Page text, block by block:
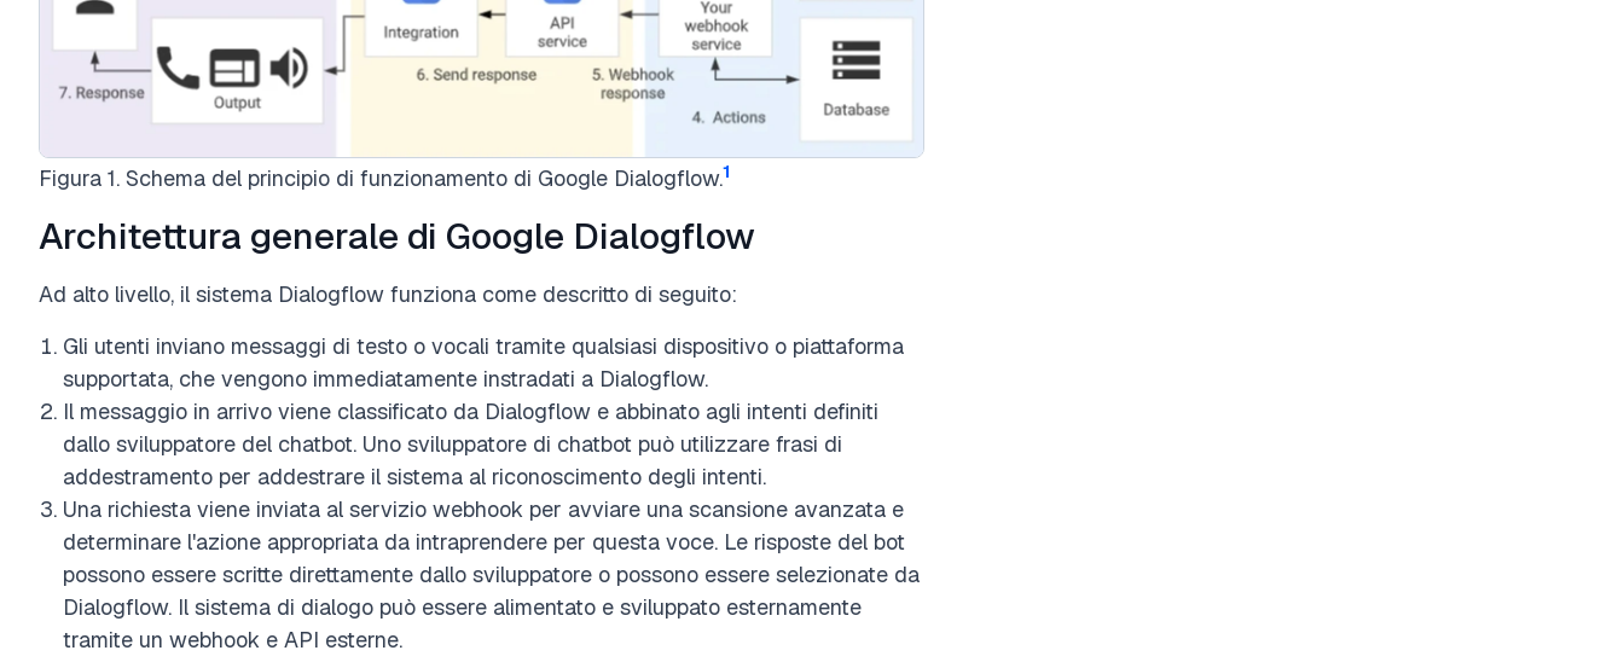
Figura 1. Schema del principio di funzionamento di Google Dialogflow.1
Architettura generale di Google Dialogflow
Ad alto livello, il sistema Dialogflow funziona come descritto di seguito:
Gli utenti inviano messaggi di testo o vocali tramite qualsiasi dispositivo o piattaforma
supportata, che vengono immediatamente instradati a Dialogflow.
Il messaggio in arrivo viene classificato da Dialogflow e abbinato agli intenti definiti
dallo sviluppatore del chatbot. Uno sviluppatore di chatbot può utilizzare frasi di
addestramento per addestrare il sistema al riconoscimento degli intenti.
Una richiesta viene inviata al servizio webhook per avviare una scansione avanzata e
determinare l'azione appropriata da intraprendere per questa voce. Le risposte del bot
possono essere scritte direttamente dallo sviluppatore o possono essere selezionate da
Dialogflow. Il sistema di dialogo può essere alimentato e sviluppato esternamente
tramite un webhook e API esterne.